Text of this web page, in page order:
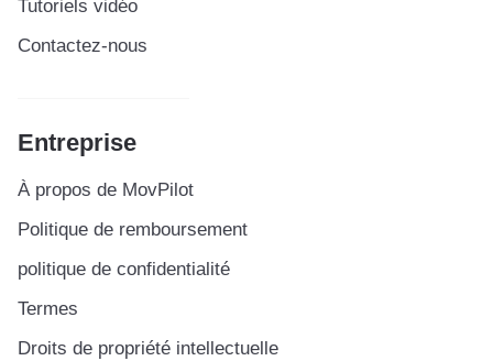
Tutoriels vidéo
Contactez-nous
Entreprise
À propos de MovPilot
Politique de remboursement
politique de confidentialité
Termes
Droits de propriété intellectuelle